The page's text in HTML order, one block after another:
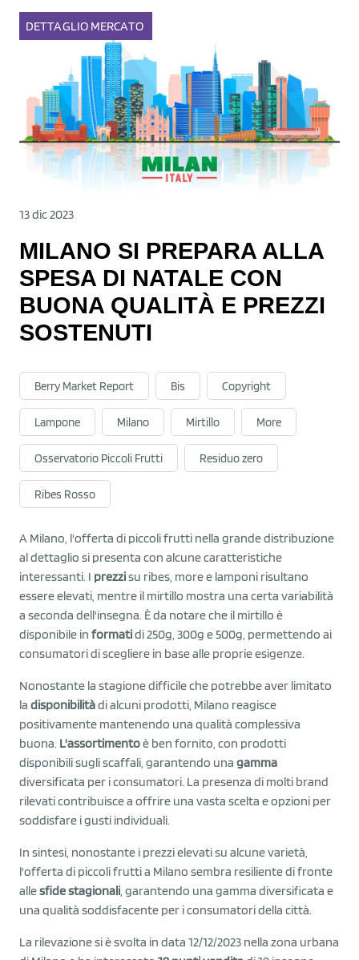
DETTAGLIO MERCATO
13 dic 2023
MILANO SI PREPARA ALLA
SPESA DI NATALE CON
BUONA QUALITÀ E PREZZI
SOSTENUTI
Berry Market Report Bis Copyright
Lampone Milano Mirtillo More
Osservatorio Piccoli Frutti Residuo zero
Ribes Rosso
A Milano, l'offerta di piccoli frutti nella grande distribuzione
al dettaglio si presenta con alcune caratteristiche
interessanti. I prezzisu ribes, more e lamponi risultano
essere elevati, mentre il mirtillo mostra una certa variabilità
a seconda dell'insegna. È da notare che il mirtillo è
disponibile in formatidi 250g, 300g e 500g, permettendo ai
consumatori di scegliere in base alle proprie esigenze.
Nonostante la stagione difficile che potrebbe aver limitato
la disponibilitàdi alcuni prodotti, Milano reagisce
positivamente mantenendo una qualità complessiva
buona. L'assortimentoè ben fornito, con prodotti
disponibili sugli scaffali, garantendo una gamma
diversificata per i consumatori. La presenza di molti brand
rilevati contribuisce a offrire una vasta scelta e opzioni per
soddisfare i gusti individuali.
In sintesi, nonostante i prezzi elevati su alcune varietà,
l'offerta di piccoli frutti a Milano sembra resiliente di fronte
allesfide stagionali , garantendo una gamma diversificata e
una qualità soddisfacente per i consumatori della città.
La rilevazione si è svolta in data 12/12/2023 nella zona urbana